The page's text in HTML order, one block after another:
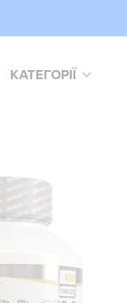
КАТЕГОРІЇ